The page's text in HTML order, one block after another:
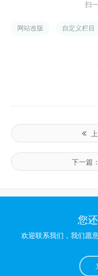
扫
网站改版 自定义栏目
下一篇
您
欢迎联系我们，我们愿